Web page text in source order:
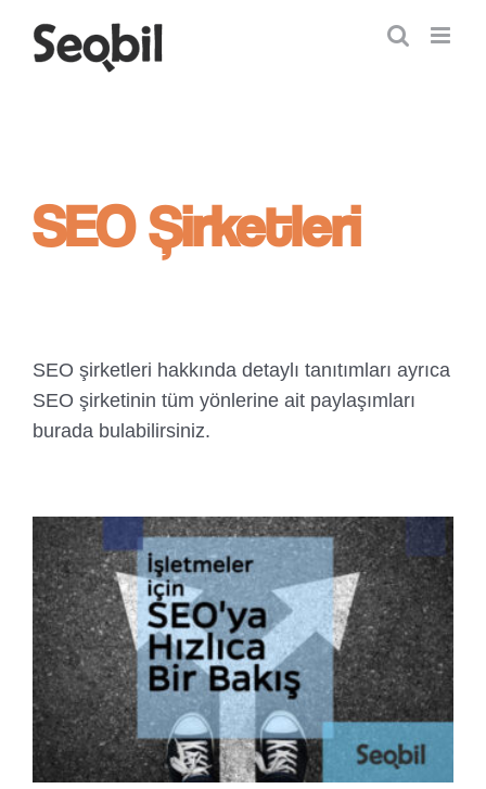
SEO Şirketleri
SEO şirketleri hakkında detaylı tanıtımları ayrıca
SEO şirketinin tüm yönlerine ait paylaşımları
burada bulabilirsiniz.